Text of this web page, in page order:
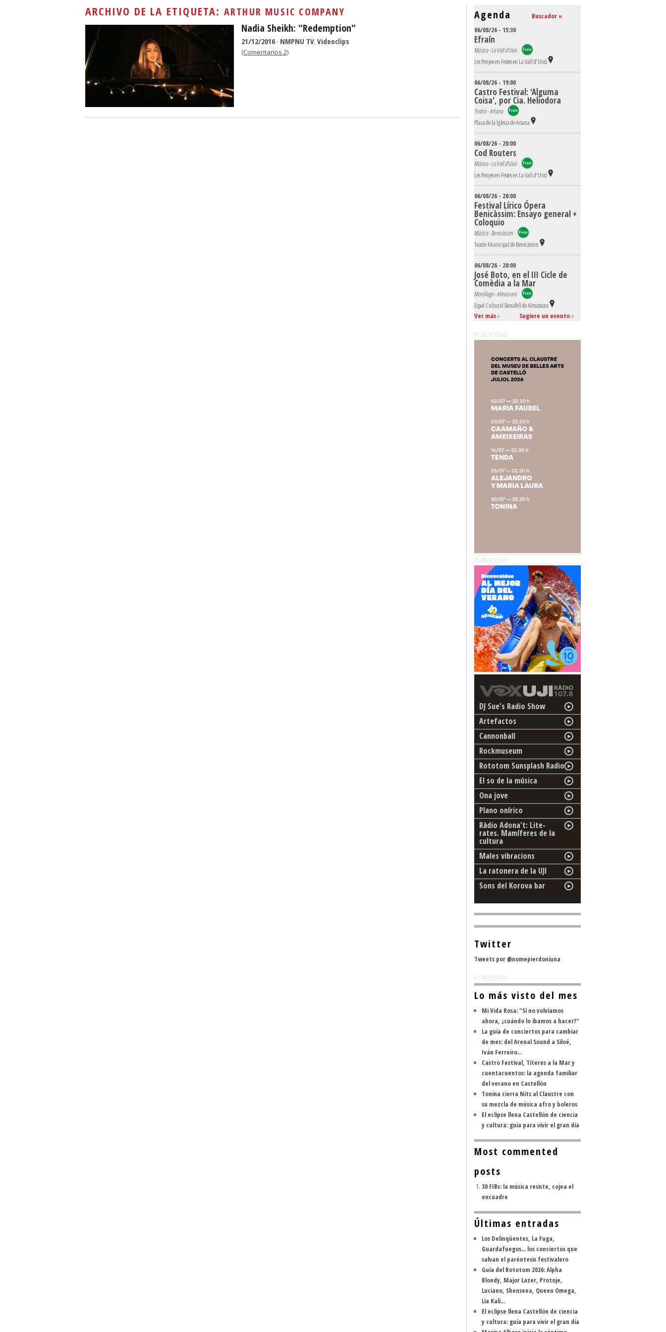
ARCHIVO DE LA ETIQUETA: ARTHUR MUSIC COMPANY
Nadia Sheikh: "Redemption"
21/12/2016- NMPNU TV, Videoclips
(Comentarios 2)
Agenda
Buscador »
06/08/26 - 15:30
Efraín
Música - La Vall d'Uixó
Les Penyes en Festes en La Vall d'Uixó
06/08/26 - 19:00
Castro Festival: 'Alguma
Coisa', por Cia. Heliodora
Teatro - Artana
Plaza de la Iglesia de Artana
06/08/26 - 20:00
Cod Routers
Música - La Vall d'Uixó
Les Penyes en Festes en La Vall d'Uixó
06/08/26 - 20:00
Festival Lírico Ópera
Benicàssim: Ensayo general +
Coloquio
Música - Benicàssim
Teatre Municipal de Benicàssim
06/08/26 - 20:00
José Boto, en el III Cicle de
Comèdia a la Mar
Monólogo - Almassora
Espai Cultural Benafelí de Almassora
Ver más» Sugiere un evento»
PUBLICIDAD
PUBLICIDAD
DJ Sue's Radio Show
Artefactos
Cannonball
Rockmuseum
Rototom Sunsplash Radio
El so de la música
Ona jove
Plano onírico
Ràdio Adona't: Lite-
rates. Mamíferes de la
cultura
Males vibracions
La ratonera de la UJI
Sons del Korova bar
Twitter
Tweets por @nomepierdoniuna
PUBLICIDAD
Lo más visto del mes
Mi Vida Rosa: "Si no volvíamos
ahora, ¿cuándo lo íbamos a hacer?"
La guía de conciertos para cambiar
de mes: del Arenal Sound a Siloé,
Iván Ferreiro...
Castro Festival, Títeres a la Mar y
cuentacuentos: la agenda familiar
del verano en Castellón
Tonina cierra Nits al Claustre con
su mezcla de música afro y boleros
El eclipse llena Castellón de ciencia
y cultura: guía para vivir el gran día
Most commented
posts
30 FIBs: la música resiste, cojea el
encuadre
Últimas entradas
Los Delinqüentes, La Fuga,
Guardafuegos... los conciertos que
salvan el paréntesis festivalero
Guía del Rototom 2026: Alpha
Blondy, Major Lazer, Protoje,
Luciano, Shenseea, Queen Omega,
Lia Kali...
El eclipse llena Castellón de ciencia
y cultura: guía para vivir el gran día